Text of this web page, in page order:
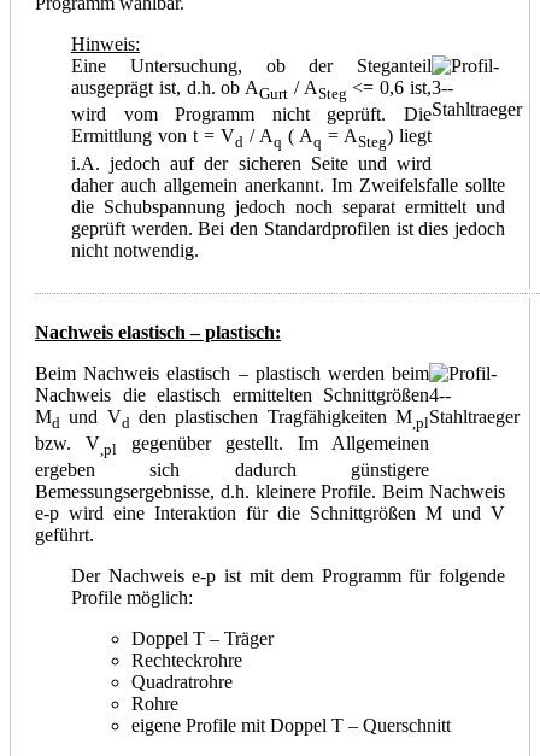
Hinweis:
Eine Untersuchung, ob der Steganteil
ausgeprägt ist, d.h. ob AGurt / ASteg <= 0,6 ist,
wird vom Programm nicht geprüft. Die
Ermittlung von t = Vd / Aq ( Aq = ASteg) liegt
i.A. jedoch auf der sicheren Seite und wird
daher auch allgemein anerkannt. Im Zweifelsfalle sollte
die Schubspannung jedoch noch separat ermittelt und
geprüft werden. Bei den Standardprofilen ist dies jedoch
nicht notwendig.
Nachweis elastisch – plastisch:
Beim Nachweis elastisch – plastisch werden beim
Nachweis die elastisch ermittelten Schnittgrößen
Md und Vd den plastischen Tragfähigkeiten M ,pl
bzw. V,pl gegenüber gestellt. Im Allgemeinen
ergeben sich dadurch günstigere
Bemessungsergebnisse, d.h. kleinere Profile. Beim Nachweis
e-p wird eine Interaktion für die Schnittgrößen M und V
geführt.
Der Nachweis e-p ist mit dem Programm für folgende
Profile möglich:
Doppel T – Träger
Rechteckrohre
Quadratrohre
Rohre
eigene Profile mit Doppel T – Querschnitt